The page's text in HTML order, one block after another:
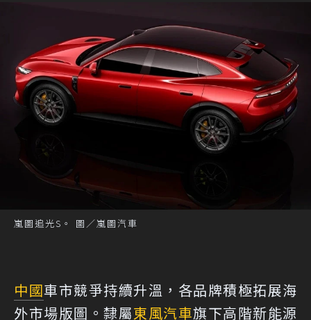
嵐圖追光S。 圖／嵐圖汽車
中國車市競爭持續升溫，各品牌積極拓展海
外市場版圖。隸屬東風汽車旗下高階新能源